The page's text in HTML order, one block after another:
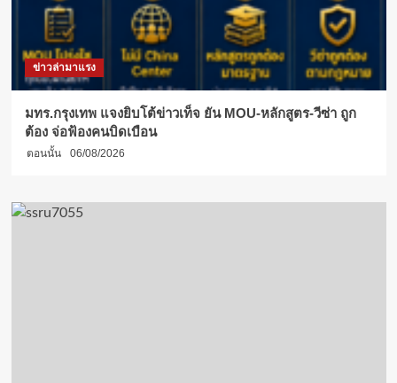
ข่าวล่ามาแรง
มทร.กรุงเทพ แจงยิบโต้ข่าวเท็จ ยัน MOU-หลักสูตร-วีซ่า ถูก
ต้อง จ่อฟ้องคนบิดเบือน
ตอนนั้น 06/08/2026